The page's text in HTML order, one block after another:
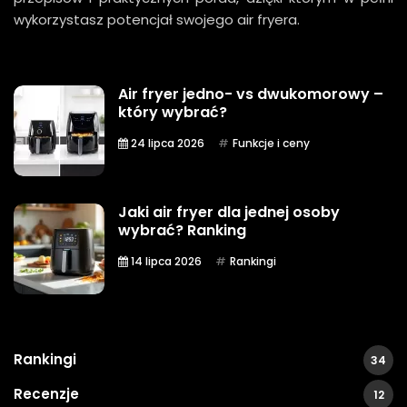
wykorzystasz potencjał swojego air fryera.
Air fryer jedno- vs dwukomorowy –
który wybrać?
24 lipca 2026 Funkcje i ceny
Jaki air fryer dla jednej osoby
wybrać? Ranking
14 lipca 2026 Rankingi
Rankingi 34
Recenzje 12